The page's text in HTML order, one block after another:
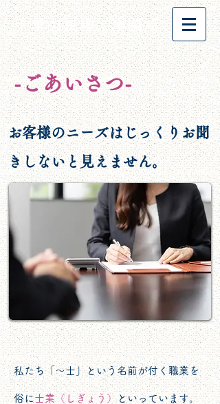
千里山税理士事務所
​-ごあいさつ-
私たち「～士」という名前が付く職業を
俗に士業（しぎょう）といっています。
​お客様のニーズはじっくりお聞
きしないと見えません。